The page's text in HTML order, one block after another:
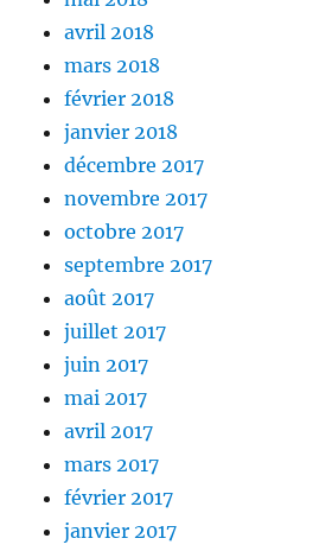
avril 2018
mars 2018
février 2018
janvier 2018
décembre 2017
novembre 2017
octobre 2017
septembre 2017
août 2017
juillet 2017
juin 2017
mai 2017
avril 2017
mars 2017
février 2017
janvier 2017